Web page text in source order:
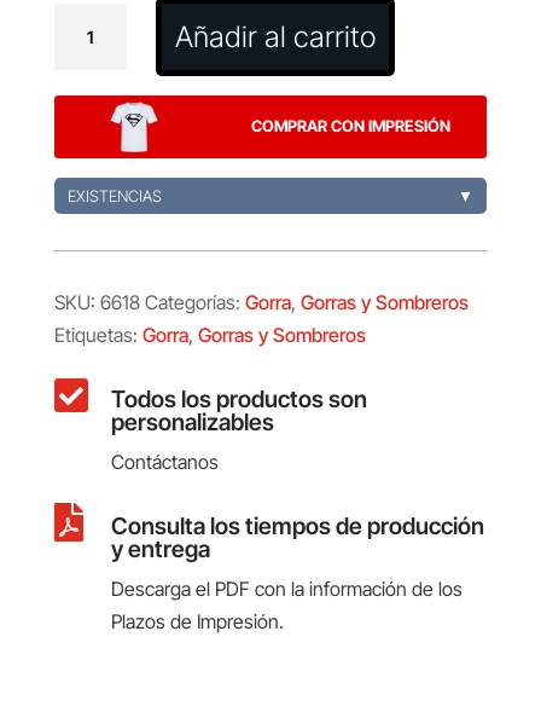
Danix
Añadir al carrito
COMPRAR CON IMPRESIÓN
EXISTENCIAS ▼
SKU: 6618 Categorías: Gorra, Gorras y Sombreros
Etiquetas: Gorra, Gorras y Sombreros
 Todos los productos son
personalizables
Contáctanos
 Consulta los tiempos de producción
y entrega
Descarga el PDF con la información de los
Plazos de Impresión.